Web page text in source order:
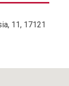
11, 17121